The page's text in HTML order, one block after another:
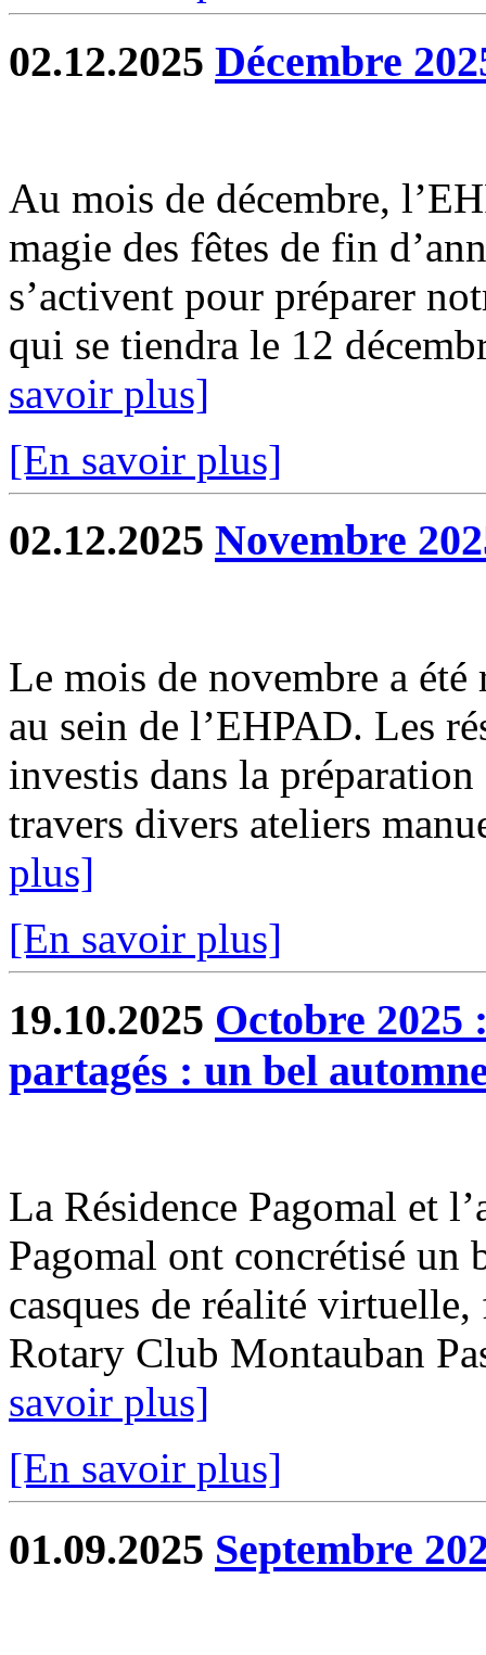
02.12.2025 Décembre
Au mois de décembre,
magie des fêtes de fin
s’activent pour préparer
qui se tiendra le 12
savoir plus]
[En savoir plus]
02.12.2025 Novembre
Le mois de novembre a
au sein de l’EHPAD. Les
investis dans la
travers divers ateliers
plus]
[En savoir plus]
19.10.2025 Octobre 2025
partagés : un bel
La Résidence Pagomal et
Pagomal ont concrétisé un
casques de réalité
Rotary Club Montauban
savoir plus]
[En savoir plus]
01.09.2025 Septembre